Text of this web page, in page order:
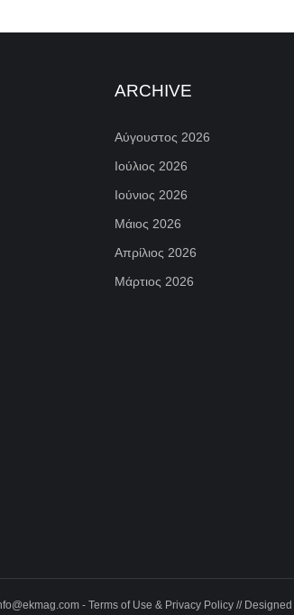
ARCHIVE
Αύγουστος 2026
Ιούλιος 2026
Ιούνιος 2026
Μάιος 2026
Απρίλιος 2026
Μάρτιος 2026
- Terms of Use & Privacy Policy //